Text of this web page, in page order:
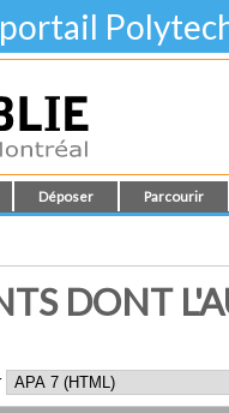
Déposer Parcourir
DONT